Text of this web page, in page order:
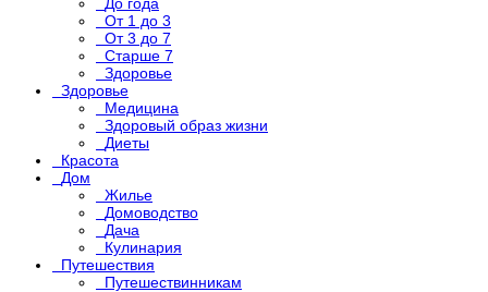
От 1 до 3
От 3 до 7
Старше 7
Здоровье
Здоровье
Медицина
Здоровый образ жизни
Диеты
Красота
Дом
Жилье
Домоводство
Дача
Кулинария
Путешествия
Путешествинникам